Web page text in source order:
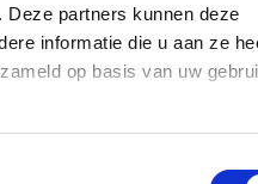
Deze partners kunnen deze
informatie die u aan ze
op basis van uw
analyse van
kerken